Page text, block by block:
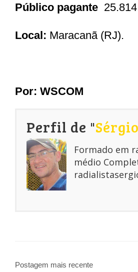
Público pagante 25.814
Local: Maracanã (RJ).
Por: WSCOM
Perfil de "
Formado em
médio
Postagem mais recente